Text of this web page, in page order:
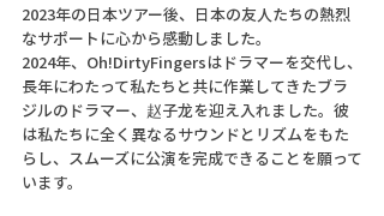
2023年の日本ツアー後、日本の友人たちの熱烈
なサポートに心から感動しました。
2024年、Oh!DirtyFingersはドラマーを交代し、
長年にわたって私たちと共に作業してきたブラ
ジルのドラマー、赵子龙を迎え入れました。彼
は私たちに全く異なるサウンドとリズムをもた
らし、スムーズに公演を完成できることを願って
います。